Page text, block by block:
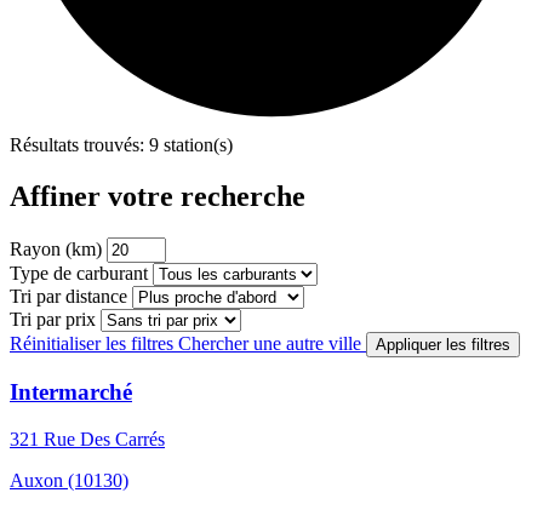
Résultats trouvés: 9 station(s)
Affiner votre recherche
Rayon (km)
Type de carburant
Tri par distance
Tri par prix
Réinitialiser les filtres Chercher une autre ville Appliquer les filtres
Intermarché
321 Rue Des Carrés
Auxon (10130)